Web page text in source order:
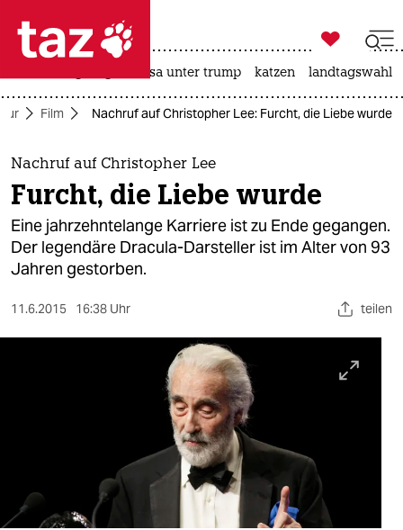
 taz zahl ich
taz zahl ich
themen
politik
öko
gesellschaft

taz zahl ich
usa unter trump katzen landtagswahl
Film Nachruf auf Christopher Lee: Furcht, die Liebe wurde
Nachruf auf Christopher Lee
Furcht, die Liebe wurde
Eine jahrzehntelange Karriere ist zu Ende gegangen.
Der legendäre Dracula-Darsteller ist im Alter von 93
Jahren gestorben.
11.6.2015 16:38 Uhr teilen